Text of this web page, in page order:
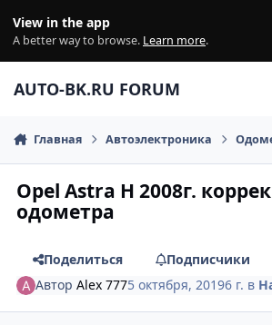
View in the app
A better way to browse. Learn more.
AUTO-BK.RU FORUM
Главная Автоэлектроника
Opel Astra H 2008г.
одометра
Поделиться
Подписчики
АвторAlex 7775 октября, 20196 г. в